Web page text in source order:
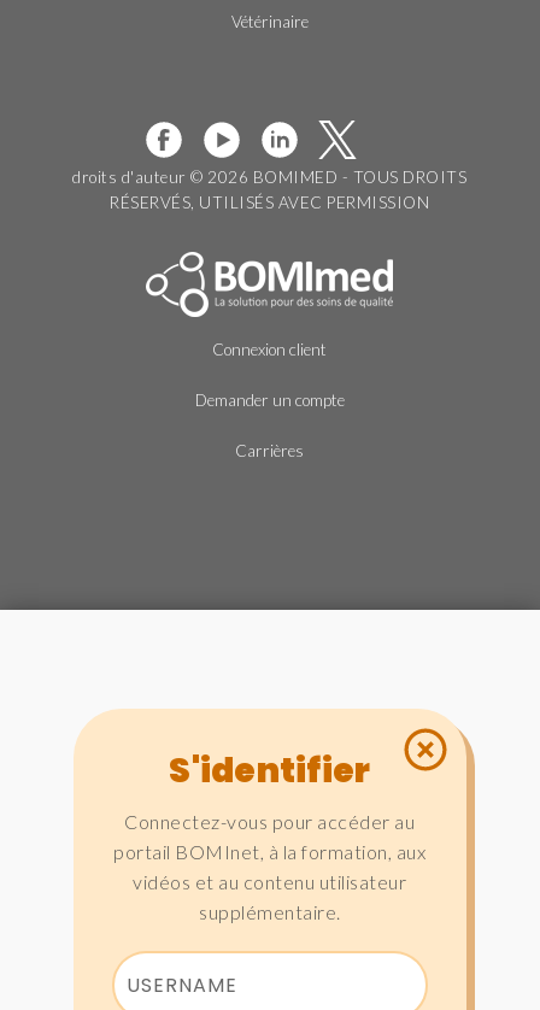
Vétérinaire
droits d'auteur © 2026 BOMIMED - TOUS DROITS
RÉSERVÉS, UTILISÉS AVEC PERMISSION
Connexion client
Demander un compte
Carrières
S'identifier
Connectez-vous pour accéder au
portail BOMInet, à la formation, aux
vidéos et au contenu utilisateur
supplémentaire.